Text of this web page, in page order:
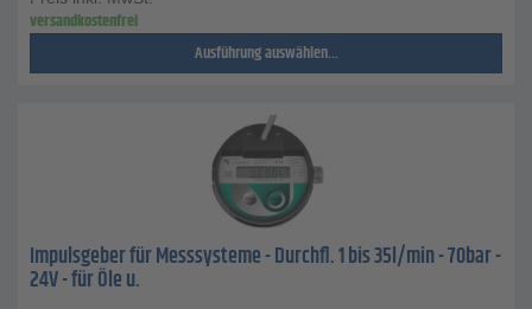
versandkostenfrei
Ausführung auswählen...
Impulsgeber für Messsysteme - Durchfl. 1 bis 35l/min - 70bar -
24V - für Öle u.